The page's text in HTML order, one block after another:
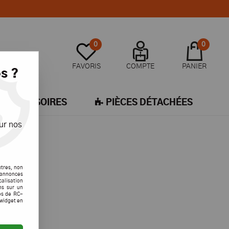
0
FAVORIS COMPTE
0
PANIER
ACCESSOIRES PIÈCES DÉTACHÉES
?
nos
non
sur un
de RC-
en